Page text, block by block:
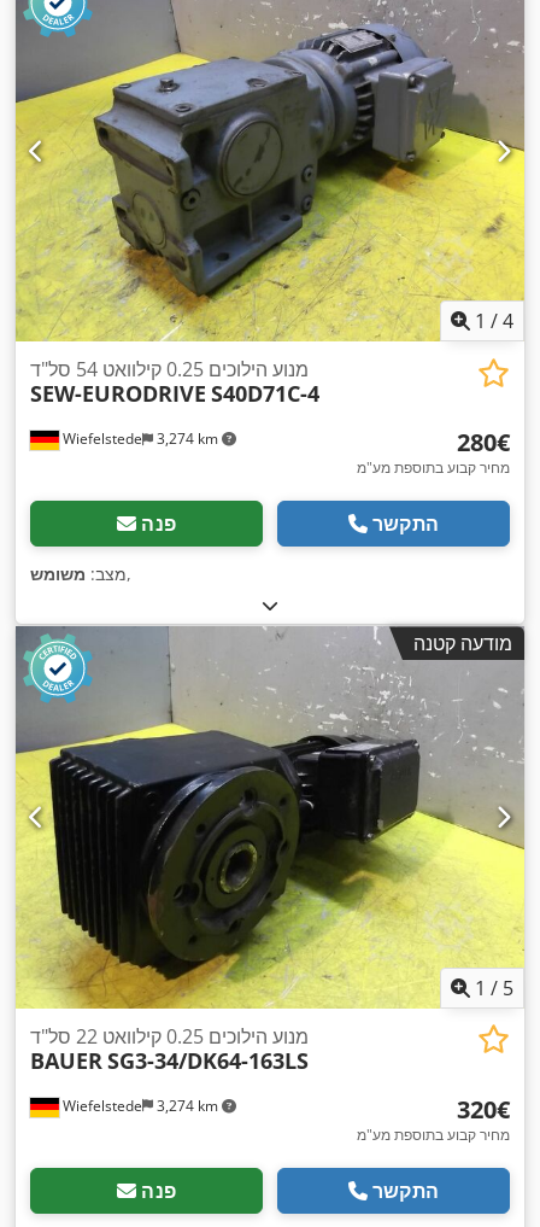
1 /4
Wiefelstede 3,274 km
מנוע הילוכים 0.25 קילוואט 54 סל"ד
SEW-EURODRIVE S40D71C-4
‏280 ‏€
מחיר קבוע בתוספת מע"מ
פנה התקשר
מצב: משומש ,
מודעה קטנה
1 / 5
Wiefelstede 3,274 km
מנוע הילוכים 0.25 קילוואט 22 סל"ד
BAUERSG3-34/DK64-163LS
‏320 ‏€
מחיר קבוע בתוספת מע"מ
פנה התקשר